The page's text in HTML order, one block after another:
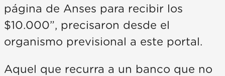
página de Anses para recibir los
$10.000”, precisaron desde el
organismo previsional a este portal.
Aquel que recurra a un banco que no